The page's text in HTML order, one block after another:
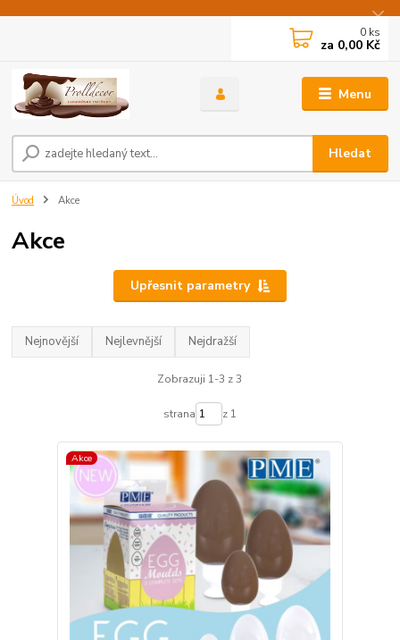
Menu
Hledat
0 ks
za 0,00 Kč
Úvod Akce
Akce
Upřesnit parametry
Nejnovější Nejlevnější Nejdražší
Zobrazuji 1-3 z 3
strana z 1
Akce